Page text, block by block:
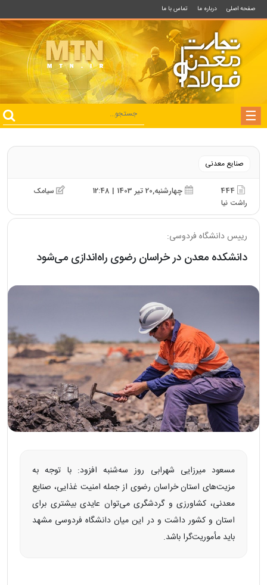
صفحه اصلی درباره ما تماس با ما
صنایع معدنی
444 چهارشنبه,20 تیر 1403 | 12:48
سیامک
راشت نیا
رییس دانشگاه فردوسی:
دانشکده معدن در خراسان رضوی راه‌اندازی می‌شود
مسعود میرزایی شهرابی روز سه‌شنبه افزود: با توجه به
مزیت‌های استان خراسان رضوی از جمله امنیت غذایی، صنایع
معدنی، کشاورزی و گردشگری می‌توان عایدی بیشتری برای
استان و کشور داشت و در این میان دانشگاه فردوسی مشهد
باید مأموریت‌گرا باشد.